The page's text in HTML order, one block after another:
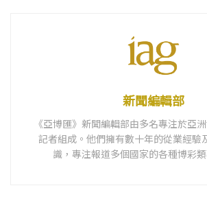
新聞編輯部
《亞博匯》新聞編輯部由多名專注於亞
記者組成。他們擁有數十年的從業經驗
識，專注報道多個國家的各種博彩